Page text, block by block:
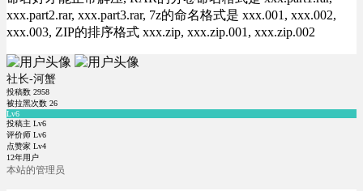
xxx.part2.rar, xxx.part3.rar, 7z的命名格式是 xxx.001, xxx.002,
xxx.003, ZIP的排序格式 xxx.zip, xxx.zip.001, xxx.zip.002
社长-河蟹
投稿数 2958
被拉黑次数 26
Lv6
投稿主 Lv6
评价师 Lv6
点赞家 Lv4
12年用户
本站的管理员